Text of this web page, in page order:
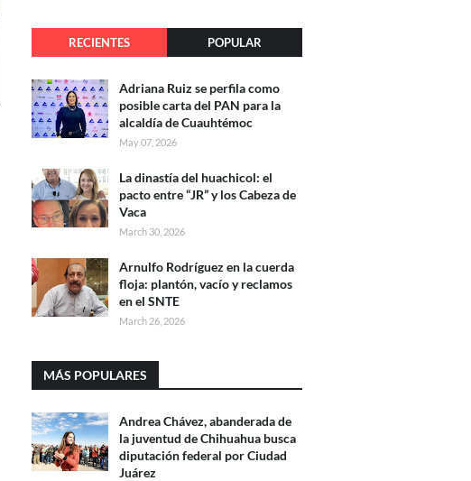
RECIENTES POPULAR
Adriana Ruiz se perfila como
posible carta del PAN para la
alcaldía de Cuauhtémoc
May 07, 2026
La dinastía del huachicol: el
pacto entre “JR” y los Cabeza de
Vaca
March 30, 2026
Arnulfo Rodríguez en la cuerda
floja: plantón, vacío y reclamos
en el SNTE
March 26, 2026
MÁS POPULARES
Andrea Chávez, abanderada de
la juventud de Chihuahua busca
diputación federal por Ciudad
Juárez